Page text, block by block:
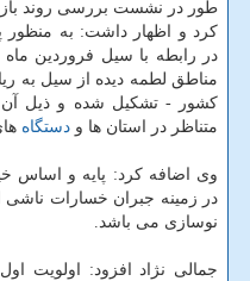
طور در نشست بررسی روند
كرد و اظهار داشت: به منظور
در رابطه با سیل فروردین
مناطق لطمه دیده از سیل به
كشور - تشكیل شده و ذیل آن
متناظر در استان ها و دستگاه
وی اضافه كرد: پایه و اساس
در زمینه جبران خسارات ناشی
نوسازی می باشد.
جمالی نژاد افزود: اولویت